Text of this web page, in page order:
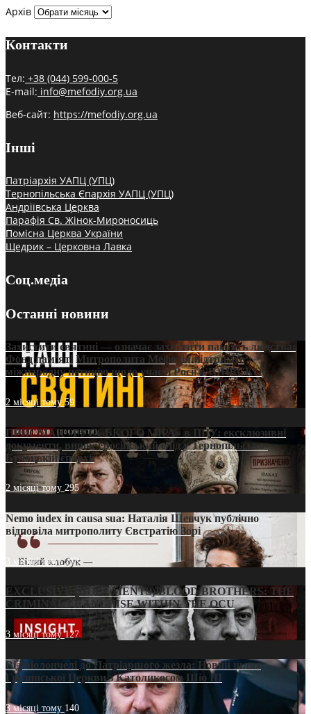
Архів
Контакти
Тел: +38 (044) 599-000-5
E-mail: info@mefodiy.org.ua
Веб-сайт: https://mefodiy.org.ua
Інші
Патріархія УАПЦ (УПЦ)
Тернопільська Єпархія УАПЦ (УПЦ)
Андріївська Церква
Парафія Св. Жінок-Мироносиць
Помісна Церква України
Щедрик – Церковна Лавка
Соц.медіа
Останні новини
Захистити святині — означає захистити пам’ять людства:
Фонд пам’яті Митрополита Мефодія підтримує
міжнародну петицію щодо участі Росії в ЮНЕСКО
2 місяці тому59
ПРИСМАК «РУССЬКОГО МІРА» в ПЦУ: ексклюзивні
документи, вирок і російський слід у Тернопільсько-
Бучацькій єпархії
2 місяці тому 295
Nemo iudex in causa sua: Наталія Шевчук публічно
відповіла митрополиту Євстратію Зорі
3 місяці тому213
EXCLUSIVE (DOCUMENTS)/BLOOD BROTHERS: THE
CRIMINAL FRANCHISE WITHIN THE OCU
3 місяці тому127
Від віолончелі до Патріаршого жезла: Новий шлях
Грузинської Церкви з Католикосом Шіо III
3 місяці тому 140